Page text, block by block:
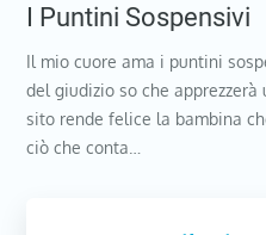
I Puntini Sospensivi
Il mio cuore ama i puntini
del giudizio so che
sito rende felice la bambina
ciò che conta…